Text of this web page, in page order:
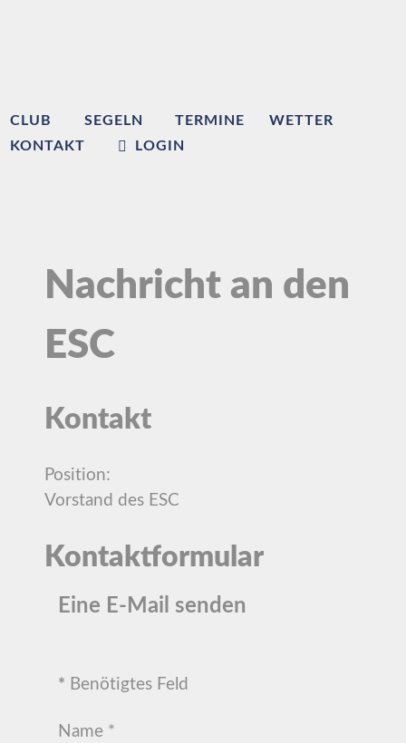
CLUB SEGELN TERMINE
WETTER
KONTAKT
LOGIN
Nachricht an den
ESC
Kontakt
Position:
Vorstand des ESC
Kontaktformular
Eine E-Mail senden
* Benötigtes Feld
Name *